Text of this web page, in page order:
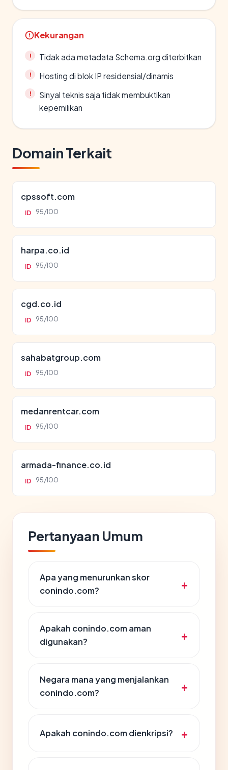
Kekurangan
Tidak ada metadata Schema.org diterbitkan
Hosting di blok IP residensial/dinamis
Sinyal teknis saja tidak membuktikan
kepemilikan
Domain Terkait
cpssoft.com
ID 95/100
harpa.co.id
ID 95/100
cgd.co.id
ID 95/100
sahabatgroup.com
ID 95/100
medanrentcar.com
ID 95/100
armada-finance.co.id
ID 95/100
Pertanyaan Umum
Apa yang menurunkan skor
conindo.com?
Apakah conindo.com aman
digunakan?
Negara mana yang menjalankan
conindo.com?
Apakah conindo.com dienkripsi?